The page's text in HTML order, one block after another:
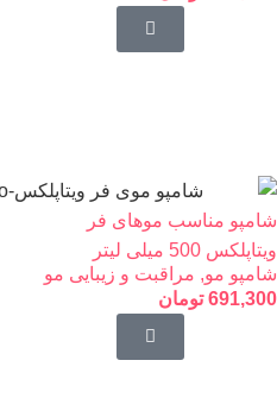
شامپو مناسب موهای فر
ویتاپلکس 500 میلی لیتر
شامپو مو, مراقبت و زیبایی مو
691,300 تومان